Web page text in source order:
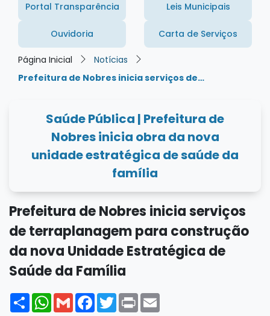
Portal Transparência Leis Municipais
Ouvidoria Carta de Serviços
Página Inicial
Notícias
Prefeitura de Nobres inicia serviços de…
Saúde Pública | Prefeitura de
Nobres inicia obra da nova
unidade estratégica de saúde da
família
Prefeitura de Nobres inicia serviços
de terraplanagem para construção
da nova Unidade Estratégica de
Saúde da Família
ShareWhatsApp
GmailFacebook
Twitter
Print